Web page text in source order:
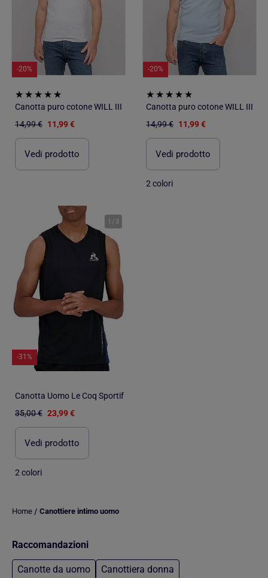
-20%
Canotta puro cotone WILL III
14,99 € 11,99 €
Vedi prodotto
-20%
Canotta puro cotone WILL III
14,99 € 11,99 €
Vedi prodotto
2 colori
1 / 3
-31%
Canotta Uomo Le Coq Sportif
35,00 € 23,99 €
Vedi prodotto
2 colori
Home / Canottiere intimo uomo
Raccomandazioni
Canotte da uomo
Canottiera donna